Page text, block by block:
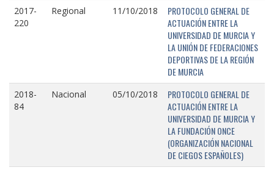
2017-
220
Regional 11/10/2018
PROTOCOLO GENERAL DE
ACTUACIÓN ENTRE LA
UNIVERSIDAD DE MURCIA Y
LA UNIÓN DE FEDERACIONES
DEPORTIVAS DE LA REGIÓN
DE MURCIA
2018-
84
Nacional 05/10/2018
PROTOCOLO GENERAL DE
ACTUACIÓN ENTRE LA
UNIVERSIDAD DE MURCIA Y
LA FUNDACIÓN ONCE
(ORGANIZACIÓN NACIONAL
DE CIEGOS ESPAÑOLES)